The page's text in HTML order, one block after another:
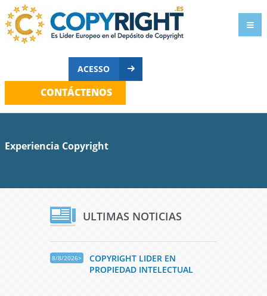
ACESSO
CONTÁCTENOS
Experiencia Copyright
ULTIMAS NOTICIAS
8/8/2026>
COPYRIGHT LIDER EN
PROPIEDAD INTELECTUAL